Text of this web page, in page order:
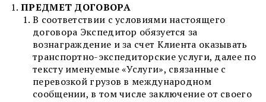
ПРЕДМЕТ ДОГОВОРА
В соответствии с условиями настоящего
договора Экспедитор обязуется за
вознаграждение и за счет Клиента оказывать
транспортно-экспедиторские услуги, далее по
тексту именуемые «Услуги», связанные с
перевозкой грузов в международном
сообщении, в том числе заключение от своего